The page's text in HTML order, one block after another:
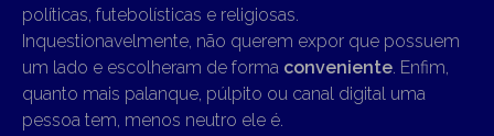
políticas, futebolísticas e religiosas.
Inquestionavelmente, não querem expor que possuem
um lado e escolheram de forma conveniente. Enfim,
quanto mais palanque, púlpito ou canal digital uma
pessoa tem, menos neutro ele é.